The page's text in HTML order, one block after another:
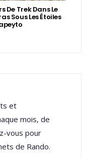
De Trek Dans Le
Sous Les Étoiles
et
mois, de
vous pour
de Rando.